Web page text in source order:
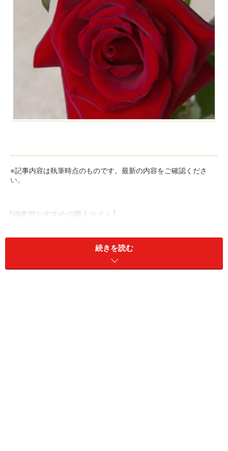
※記事内容は執筆時点のものです。最新の内容をご確認くださ
い。
【編集部おすすめの購入サイト】
Amazonで宝塚の DVD をチェック！
楽天市場で宝塚の CD・DVD をチェック！
続きを読む